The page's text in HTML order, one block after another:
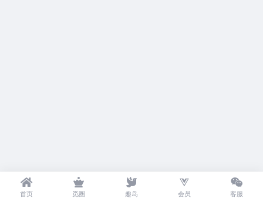
首页 觅圈 趣岛 会员 客服